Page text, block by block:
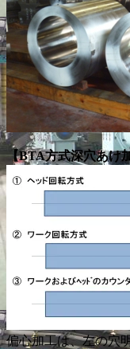
【BTA方式深穴あけ
偏心加工は、左の穴